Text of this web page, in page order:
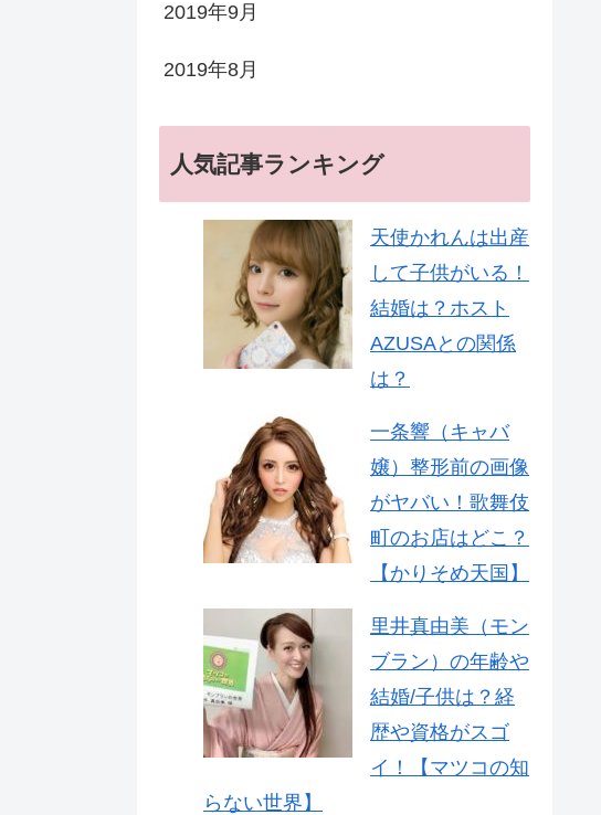
2019年9月
2019年8月
人気記事ランキング
天使かれんは出産
して子供がいる！
結婚は？ホスト
AZUSAとの関係
は？
一条響（キャバ
嬢）整形前の画像
がヤバい！歌舞伎
町のお店はどこ？
【かりそめ天国】
里井真由美（モン
ブラン）の年齢や
結婚/子供は？経
歴や資格がスゴ
イ！【マツコの知
らない世界】